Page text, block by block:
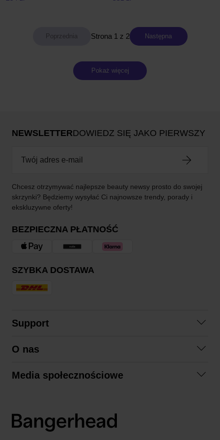
Strona 1 z 2 Następna
Pokaż więcej
NEWSLETTERDOWIEDZ SIĘ JAKO PIERWSZY
Chcesz otrzymywać najlepsze beauty newsy prosto do swojej
skrzynki? Będziemy wysyłać Ci najnowsze trendy, porady i
ekskluzywne oferty!
BEZPIECZNA PŁATNOŚĆ
SZYBKA DOSTAWA
Support
Regulamin zakupów
O nas
Zrównoważony rozwój
Media społecznościowe
LinkedIn